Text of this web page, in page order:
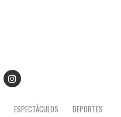
ESPECTÁCULOS
DEPORTES